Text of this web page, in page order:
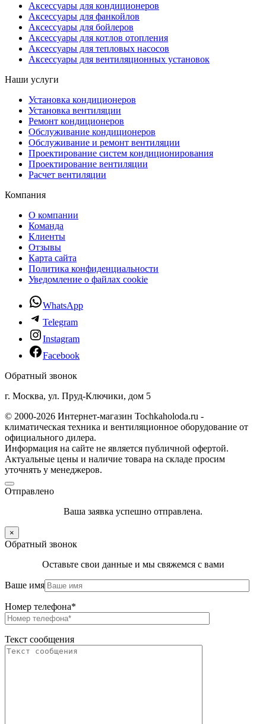
Аксессуары для кондиционеров
Аксессуары для фанкойлов
Аксессуары для бойлеров
Аксессуары для котлов отопления
Аксессуары для тепловых насосов
Аксессуары для вентиляционных установок
Наши услуги
Установка кондиционеров
Установка вентиляции
Ремонт кондиционеров
Обслуживание кондиционеров
Обслуживание и ремонт вентиляции
Проектирование систем кондиционирования
Проектирование вентиляции
Расчет вентиляции
Компания
О компании
Команда
Клиенты
Отзывы
Карта сайта
Политика конфиденциальности
Уведомление о файлах cookie
WhatsApp
Telegram
Instagram
Facebook
Обратный звонок
г. Москва, ул. Пруд-Ключики, дом 5
© 2000-2026 Интернет-магазин Tochkaholoda.ru -
климатическая техника и вентиляционное оборудование от
официального дилера.
Информация на сайте не является публичной офертой.
Актуальные цены и наличие товара на складе просим
уточнять у менеджеров.
Отправлено
Ваша заявка успешно отправлена.
×
Обратный звонок
Оставьте свои данные и мы свяжемся с вами
Ваше имя
Номер телефона*
Текст сообщения